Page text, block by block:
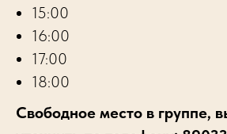
15:00
16:00
17:00
18:00
Свободное место в группе,